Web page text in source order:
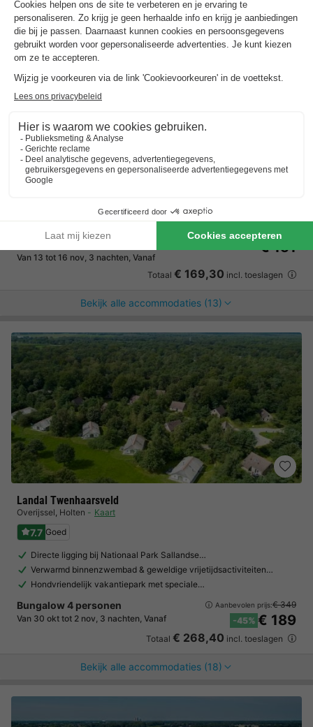
Center Parcs De Huttenheugte
Drenthe,Dalen Kaart
7.5 Goed
Duik in de subtropische Aqua Mundo
Pal naast Plopsa Indoor Coevorden
Bungalow 2 personen
Van 13 tot 16 nov, 3 nachten, Vanaf
€ 151
Totaal € 169,30 incl. toeslagen
Bekijk alle accommodaties (13)
Landal Twenhaarsveld
Overijssel, Holten Kaart
7.7 Goed
Directe ligging bij Nationaal Park Sallandse…
Verwarmd binnenzwembad & geweldige vrijetijdsactiviteiten…
Hondvriendelijk vakantiepark met speciale…
Bungalow 4 personen
Van 30 okt tot 2 nov, 3 nachten, Vanaf
Aanbevolen prijs:€ 349
-45% € 189
Totaal € 268,40 incl. toeslagen
Bekijk alle accommodaties (18)